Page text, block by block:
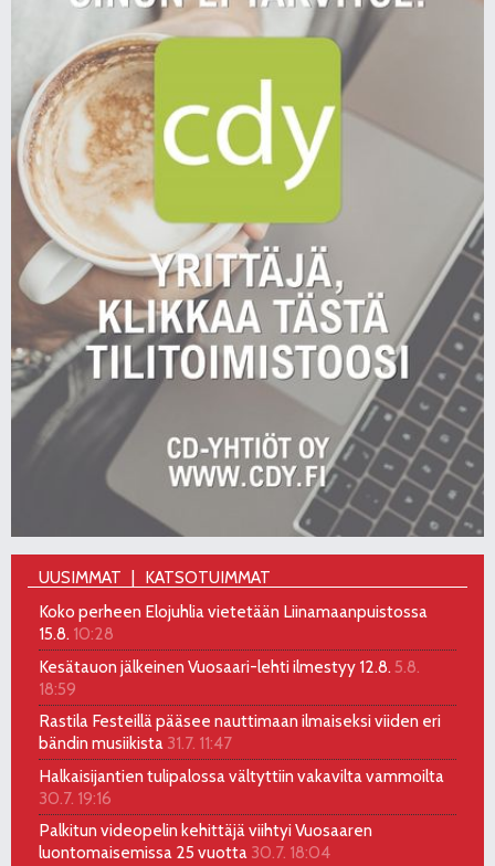
UUSIMMAT
KATSOTUIMMAT
Koko perheen Elojuhlia vietetään Liinamaanpuistossa
15.8. 10:28
Kesätauon jälkeinen Vuosaari-lehti ilmestyy 12.8. 5.8.
18:59
Rastila Festeillä pääsee nauttimaan ilmaiseksi viiden eri
bändin musiikista 31.7. 11:47
Halkaisijantien tulipalossa vältyttiin vakavilta vammoilta
30.7. 19:16
Palkitun videopelin kehittäjä viihtyi Vuosaaren
luontomaisemissa 25 vuotta 30.7. 18:04